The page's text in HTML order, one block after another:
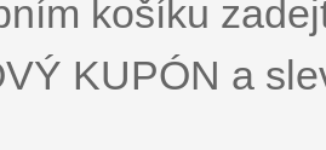
košíku
KUPÓN a